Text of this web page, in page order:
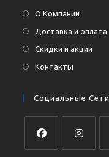
О Компании
Доставка и оплата
Скидки и акции
Контакты
Социальные Сети